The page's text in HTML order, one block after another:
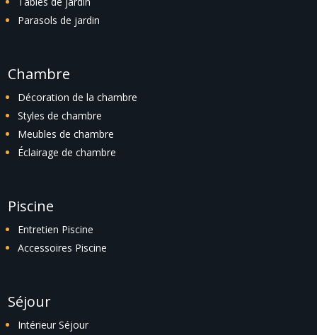
Parasols de jardin
Chambre
Décoration de la chambre
Styles de chambre
Meubles de chambre
Éclairage de chambre
Piscine
Entretien Piscine
Accessoires Piscine
Séjour
Intérieur Séjour